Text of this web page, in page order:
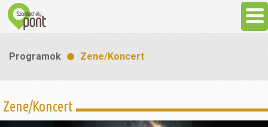
Látnivalók
Programok Zene/Koncert
Zene/Koncert